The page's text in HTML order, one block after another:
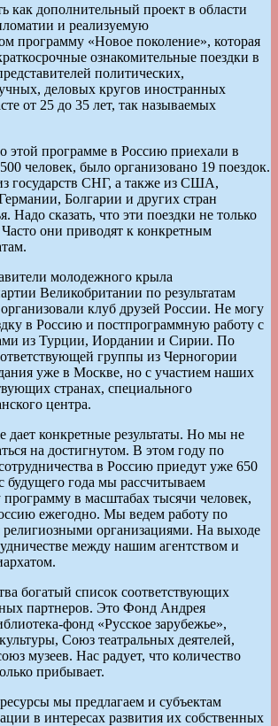
как дополнительный проект в области
и реализуемую
программу «Новое поколение», которая
ознакомительные поездки в
политических,
деловых кругов иностранных
от 25 до 35 лет, так называемых
этой программе в Россию приехали в
человек, было организовано 19 поездок.
государств СНГ, а также из США,
Болгарии и других стран
Надо сказать, что эти поездки не только
они приводят к конкретным
молодежного крыла
Великобритании по результатам
клуб друзей России. Не могу
в Россию и постпрограммную работу с
из Турции, Иордании и Сирии. По
группы из Черногории
уже в Москве, но с участием наших
странах, специального
центра.
дает конкретные результаты. Но мы не
на достигнутом. В этом году по
в Россию приедут уже 650
будущего года мы рассчитываем
программу в масштабах тысячи человек,
ежегодно. Мы ведем работу по
религиозными организациями. На выходе
между нашим агентством и
богатый список соответствующих
партнеров. Это Фонд Андрея
фонд «Русское зарубежье»,
Союз театральных деятелей,
музеев. Нас радует, что количество
прибывает.
мы предлагаем и субъектам
в интересах развития их собственных